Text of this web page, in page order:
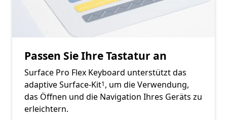
Passen Sie Ihre Tastatur an
Surface Pro Flex Keyboard unterstützt das
adaptive Surface-Kit
Footnote
1, um die Verwendung,
das Öffnen und die Navigation Ihres Geräts zu
erleichtern.